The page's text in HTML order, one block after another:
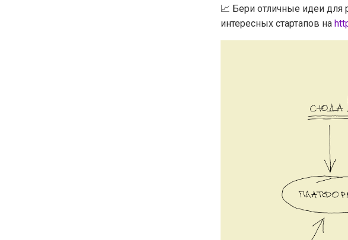
📈 Бери отличные идеи для
интересных стартапов на